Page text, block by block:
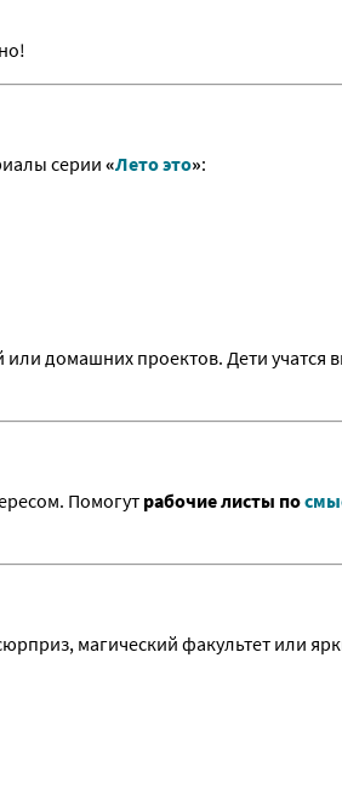
серии «Лето это»:
или домашних проектов. Дети учатся
Помогут рабочие листы по
магический факультет или